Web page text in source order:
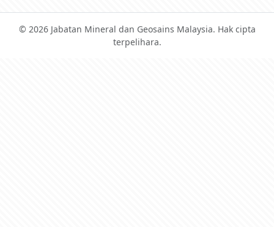
© 2026 Jabatan Mineral dan Geosains Malaysia. Hak cipta
terpelihara.